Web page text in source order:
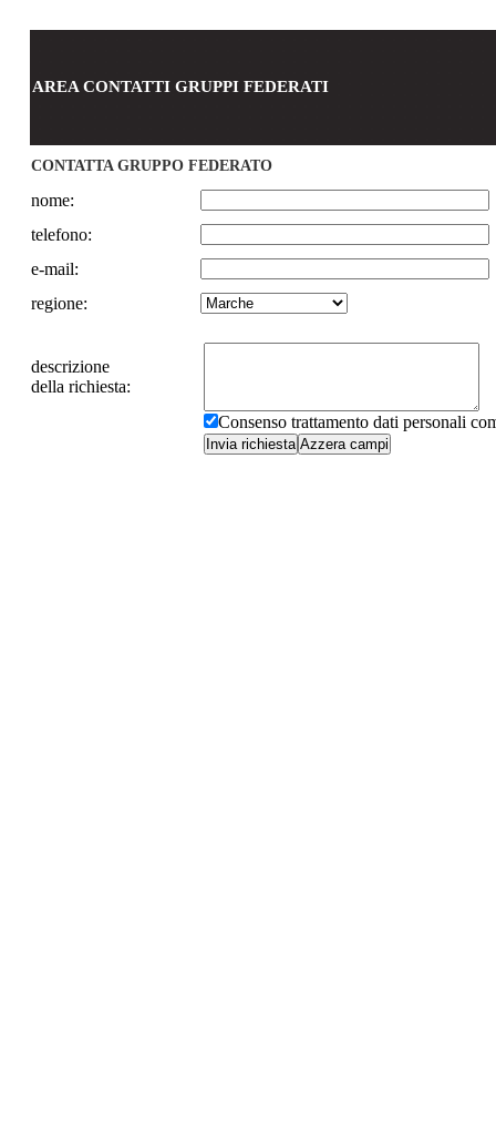
AREA CONTATTI GRUPPI FEDERATI
CONTATTA GRUPPO FEDERATO
nome:
telefono:
e-mail:
regione:
descrizione
della richiesta:
Consenso trattamento dati personali